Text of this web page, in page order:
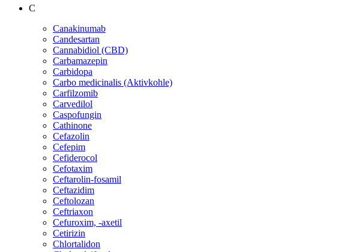
C
Canakinumab
Candesartan
Cannabidiol (CBD)
Carbamazepin
Carbidopa
Carbo medicinalis (Aktivkohle)
Carfilzomib
Carvedilol
Caspofungin
Cathinone
Cefazolin
Cefepim
Cefiderocol
Cefotaxim
Ceftarolin-fosamil
Ceftazidim
Ceftolozan
Ceftriaxon
Cefuroxim, -axetil
Cetirizin
Chlortalidon